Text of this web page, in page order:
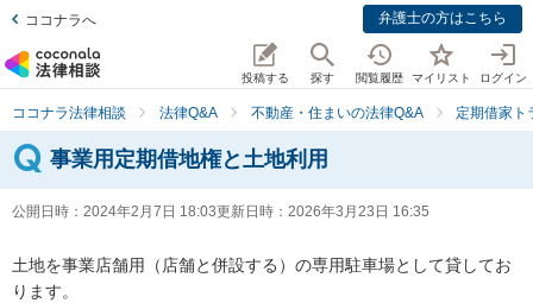
ココナラへ 弁護士の方はこちら
投稿する 探す 閲覧履歴 マイリスト ログイン
ココナラ法律相談 法律Q&A 不動産・住まいの法律Q&A 定期借家ト
事業用定期借地権と土地利用
公開日時： 2024年2月7日 18:03更新日時： 2026年3月23日 16:35
土地を事業店舗用（店舗と併設する）の専用駐車場として貸してお
ります。